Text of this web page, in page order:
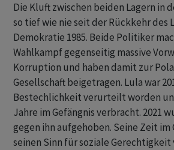
Die Kluft zwischen beiden Lagern in
so tief wie nie seit der Rückkehr des
Demokratie 1985. Beide Politiker
Wahlkampf gegenseitig massive
Korruption und haben damit zur
Gesellschaft beigetragen. Lula war
Bestechlichkeit verurteilt worden
Jahre im Gefängnis verbracht. 2021
gegen ihn aufgehoben. Seine Zeit im
seinen Sinn für soziale